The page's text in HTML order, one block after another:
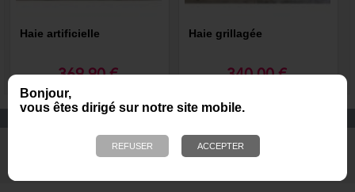
Bonjour,
vous êtes dirigé sur notre site mobile.
Haie artificielle
369,90 €
Haie grillagée
340,00 €
EQUIPEMENT DE PROTECTION
Casques de protection DARK
SYSTEM pour les unités K9